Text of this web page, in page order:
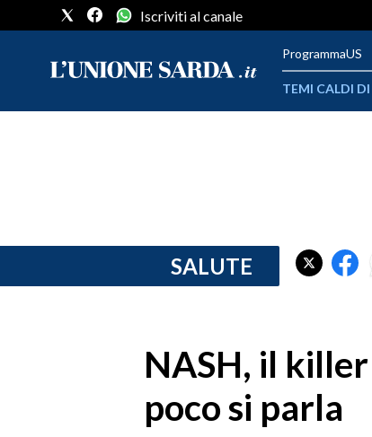
PROVINCIA DI CAGLIARI
Iscriviti al canale
ProgrammaUS
TEMI CALDI
SALUTE
NASH, il
poco si parla